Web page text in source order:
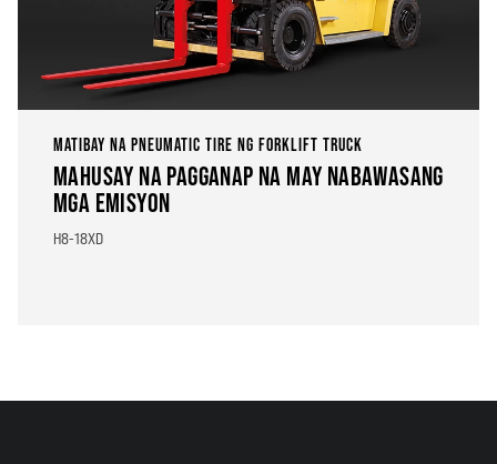
MATIBAY NA PNEUMATIC TIRE NG FORKLIFT TRUCK
MAHUSAY NA PAGGANAP NA MAY NABAWASANG
MGA EMISYON
H8-18XD